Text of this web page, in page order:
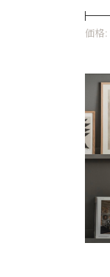
価格: